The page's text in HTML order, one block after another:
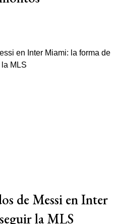
de Messi en Inter
la MLS